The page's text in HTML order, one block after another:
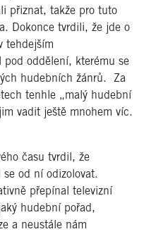
přiznat, takže pro tuto
Dokonce tvrdili, že jde o
tehdejším
pod oddělení, kterému se
hudebních žánrů. Za
tenhle „malý hudební
vadit ještě mnohem víc.
času tvrdil, že
od ní odizolovat.
přepínal televizní
hudební pořad,
a neustále nám